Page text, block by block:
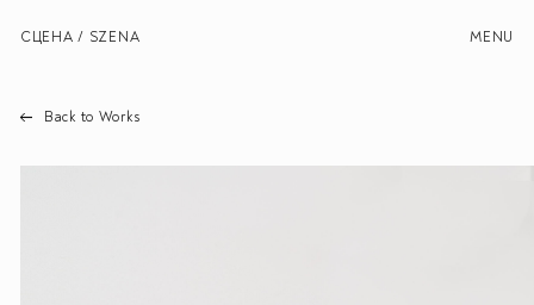
СЦЕНА / SZENA MENU
Back to Works